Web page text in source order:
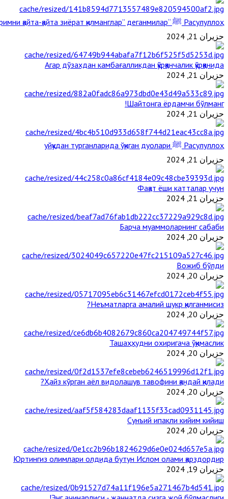
Расулуллоҳ ﷺ “Қабримни қайта-қайта зиёрат қилманглар” деганмилар?
حزيران 21, 2024
Агар дўзахдан камбағалликдан қўрққанчалик қўрққанида
حزيران 21, 2024
Шайтонга ёрдамчи бўлманг!
حزيران 21, 2024
Расулуллоҳ ﷺ уйқудан турганларида ўқиган дуолари
حزيران 21, 2024
Фақат ёши катталар учун
حزيران 21, 2024
Барча муаммоларнинг сабаби
حزيران 20, 2024
Вожиб бўлди
حزيران 20, 2024
Неъматларга амалий шукр қилганмисиз?
حزيران 20, 2024
Ташаҳҳудни охиригача ўқимаслик
حزيران 20, 2024
Ҳайз кўрган аёл видолашув тавофини қандай қилади?
حزيران 20, 2024
Сунъий ипакли кийим кийиш
حزيران 20, 2024
Юртингиз олимлари олдида бутун Ислом олами қарздордир
حزيران 19, 2024